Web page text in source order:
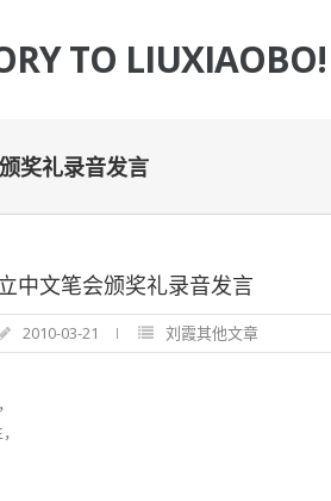
TO LIUXIAOBO!
奖礼录音发言
中文笔会颁奖礼录音发言
2010-03-21 刘霞其他文章